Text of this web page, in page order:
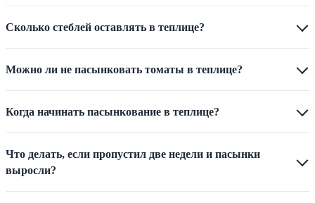
Сколько стеблей оставлять в теплице?
Можно ли не пасынковать томаты в теплице?
Когда начинать пасынкование в теплице?
Что делать, если пропустил две недели и пасынки
выросли?